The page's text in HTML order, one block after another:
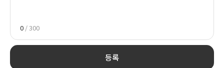
0 / 300
등록